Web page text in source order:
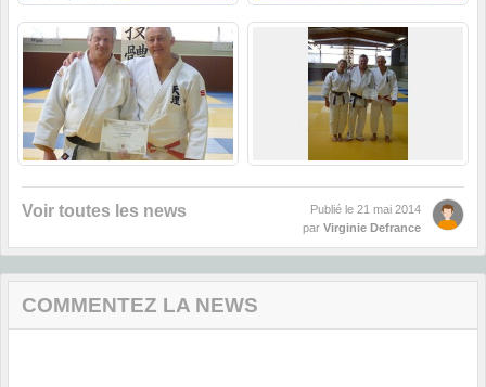
Voir toutes les news Publié le 21 mai 2014
par Virginie Defrance
COMMENTEZ LA NEWS